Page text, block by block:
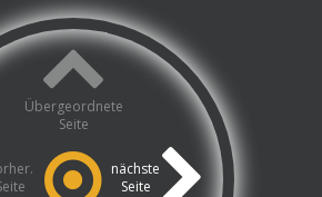
Übergeordnete
Seite
nächste
Seite